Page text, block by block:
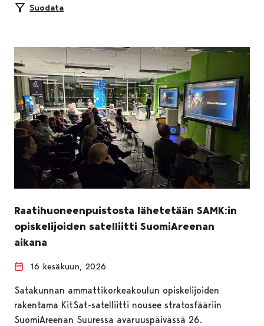
Suodata
Raatihuoneenpuistosta lähetetään SAMK:in
opiskelijoiden satelliitti SuomiAreenan
aikana
16 kesäkuun, 2026
Satakunnan ammattikorkeakoulun opiskelijoiden
rakentama KitSat-satelliitti nousee stratosfääriin
SuomiAreenan Suuressa avaruuspäivässä 26.